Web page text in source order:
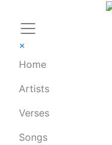
×
Home
Artists
Verses
Songs